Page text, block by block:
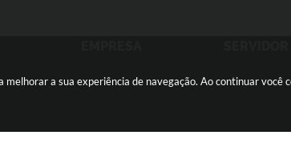
a sua experiência de navegação. Ao continuar você